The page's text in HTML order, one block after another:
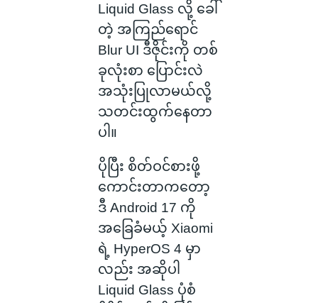
Liquid Glass လို့ ခေါ်
တဲ့ အကြည်ရောင်
Blur UI ဒီဇိုင်းကို တစ်
ခုလုံးစာ ပြောင်းလဲ
အသုံးပြုလာမယ်လို့
သတင်းထွက်နေတာ
ပါ။
ပိုပြီး စိတ်ဝင်စားဖို့
ကောင်းတာကတော့
ဒီ Android 17 ကို
အခြေခံမယ့် Xiaomi
ရဲ့ HyperOS 4 မှာ
လည်း အဆိုပါ
Liquid Glass ပုံစံ